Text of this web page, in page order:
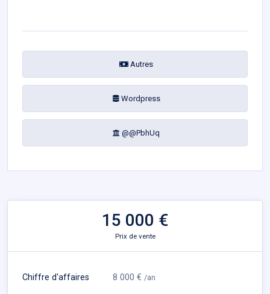
Autres
Wordpress
@@PbhUq
15 000 €
Prix de vente
Chiffre d'affaires 8 000 € /an